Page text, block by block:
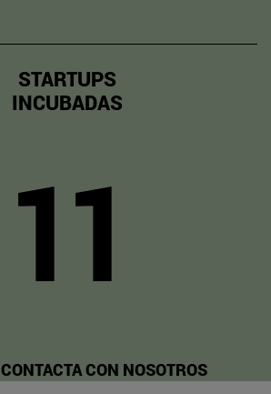
STARTUPS
INCUBADAS
11
CONTACTA CON NOSOTROS